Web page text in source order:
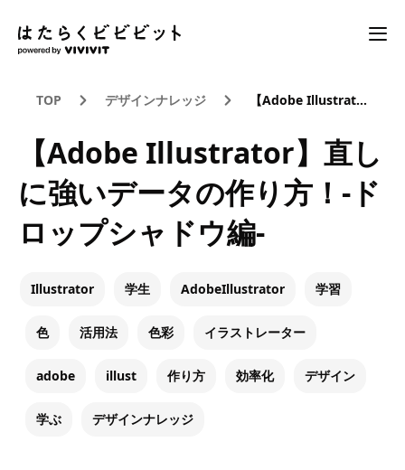
TOP デザインナレッジ 【Adobe Illustrator】直しに強いデータの作り方！-ドロップシャドウ編-
【Adobe Illustrator】直し
に強いデータの作り方！-ド
ロップシャドウ編-
Illustrator 学生 AdobeIllustrator 学習
色 活用法 色彩 イラストレーター
adobe illust 作り方 効率化 デザイン
学ぶ デザインナレッジ